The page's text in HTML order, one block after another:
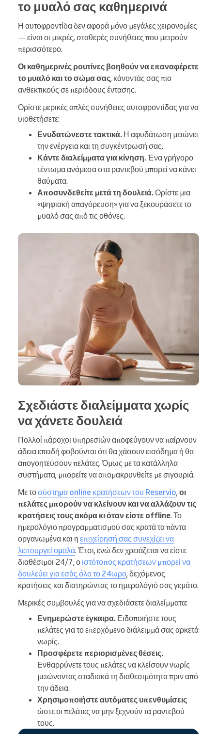
το μυαλό σας καθημερινά
Η αυτοφροντίδα δεν αφορά μόνο μεγάλες χειρονομίες
— είναι οι μικρές, σταθερές συνήθειες που μετρούν
περισσότερο.
Οι καθημερινές ρουτίνες βοηθούν να επαναφέρετε
το μυαλό και το σώμα σας, κάνοντάς σας πιο
ανθεκτικούς σε περιόδους έντασης.
Ορίστε μερικές απλές συνήθειες αυτοφροντίδας για να
υιοθετήσετε:
Ενυδατώνεστε τακτικά. Η αφυδάτωση μειώνει
την ενέργεια και τη συγκέντρωσή σας.
Κάντε διαλείμματα για κίνηση.Ένα γρήγορο
τέντωμα ανάμεσα στα ραντεβού μπορεί να κάνει
θαύματα.
Αποσυνδεθείτε μετά τη δουλειά.Ορίστε μια
«ψηφιακή απαγόρευση» για να ξεκουράσετε το
μυαλό σας από τις οθόνες.
Σχεδιάστε διαλείμματα χωρίς
να χάνετε δουλειά
Πολλοί πάροχοι υπηρεσιών αποφεύγουν να παίρνουν
άδεια επειδή φοβούνται ότι θα χάσουν εισόδημα ή θα
απογοητεύσουν πελάτες. Όμως με τα κατάλληλα
συστήματα, μπορείτε να απομακρυνθείτε με σιγουριά.
Με τοσύστημα online κρατήσεων του Reservio, οι
πελάτες μπορούν να κλείνουν και να αλλάζουν τις
κρατήσεις τους ακόμα κι όταν είστε offline. Το
ημερολόγιο προγραμματισμού σας κρατά τα πάντα
οργανωμένα και η επιχείρησή σας συνεχίζει να
λειτουργεί ομαλά. Έτσι, ενώ δεν χρειάζεται να είστε
διαθέσιμοι 24/7, ο ιστότοπος κρατήσεων μπορεί να
δουλεύει για εσάς όλο το 24ωρο, δεχόμενος
κρατήσεις και διατηρώντας το ημερολόγιό σας γεμάτο.
Μερικές συμβουλές για να σχεδιάσετε διαλείμματα:
Ενημερώστε έγκαιρα. Ειδοποιήστε τους
πελάτες για το επερχόμενο διάλειμμά σας αρκετά
νωρίς.
Προσφέρετε περιορισμένες θέσεις.
Ενθαρρύνετε τους πελάτες να κλείσουν νωρίς
μειώνοντας σταδιακά τη διαθεσιμότητα πριν από
την άδεια.
Χρησιμοποιήστε αυτόματες υπενθυμίσεις
ώστε οι πελάτες να μην ξεχνούν τα ραντεβού
τους.